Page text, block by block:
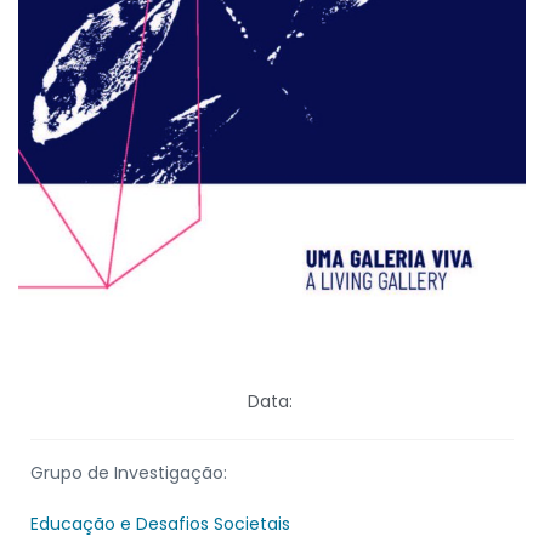
Data:
Grupo de Investigação:
Educação e Desafios Societais